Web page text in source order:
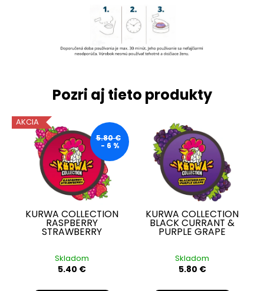
Pozri aj tieto produkty
AKCIA
5.80 €
- 6 %
KURWA COLLECTION
RASPBERRY
STRAWBERRY
Skladom
5.40 €
KURWA COLLECTION
BLACK CURRANT &
PURPLE GRAPE
Skladom
5.80 €